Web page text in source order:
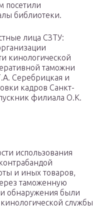
посетили
библиотеки.
лица СЗТУ:
кинологической
таможни
Серебрицкая и
кадров Санкт-
филиала О.К.
использования
и иных товаров,
таможенную
обнаружения были
службы